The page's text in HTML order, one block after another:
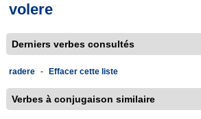
volere
Derniers verbes consultés
radere - Effacer cette liste
Verbes à conjugaison similaire